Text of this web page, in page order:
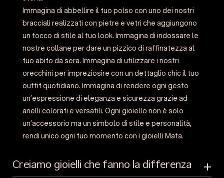
Immagina di abbellire il tuo polso con uno dei nostri
bracciali realizzati con pietre e vetri che aggiungono
un tocco di stile al tuo look. Immagina di indossare le
nostre collane per dare un pizzico di raffinatezza al
tuo abito da sera. Immagina di utilizzare i nostri
orecchini per impreziosire con un dettaglio chic il tuo
outfit quotidiano. Immagina di rendere ogni gesto
un’espressione di eleganza e sicurezza grazie ad
anelli colorati e versatili. Ogni gioiello non è solo
un’accessorio ma un simbolo di stile e personalità,
rendi unico ogni tuo momento con i gioielli Mata.
Creiamo gioielli che fanno la differenza